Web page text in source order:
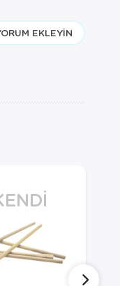
EKLEYIN